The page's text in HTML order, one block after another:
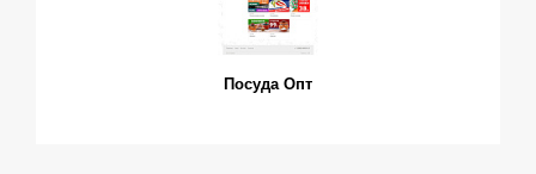
Посуда Опт